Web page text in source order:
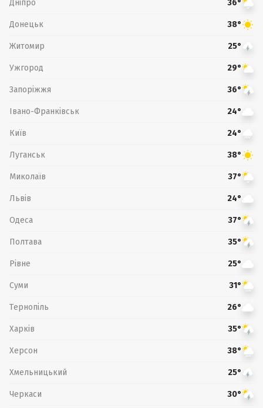
Дніпро 36°
Донецьк 38°
Житомир 25°
Ужгород 29°
Запоріжжя 36°
Івано-Франківськ 24°
Київ 24°
Луганськ 38°
Миколаїв 37°
Львів 24°
Одеса 37°
Полтава 35°
Рівне 25°
Суми 31°
Тернопіль 26°
Харків 35°
Херсон 38°
Хмельницький 25°
Черкаси 30°